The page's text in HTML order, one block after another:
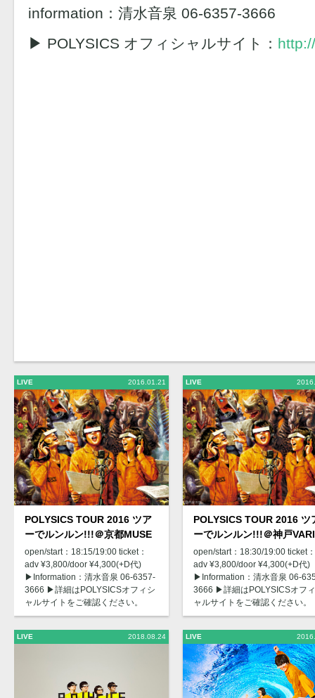
information：清水音泉 06-6357-3666
▶︎ POLYSICS オフィシャルサイト：
LIVE 2016.01.21
POLYSICS TOUR 2016 ツア
ーでルンルン!!!＠京都MUSE
open/start：18:15/19:00 ticket：
adv ¥3,800/door ¥4,300(+D代)
▶︎Information：清水音泉 06-6357-
3666 ▶︎詳細はPOLYSICSオフィシ
ャルサイトをご確認ください。
LIVE 2018.08.24
LIVE
POLYSICS TOUR 2016 ツ
ーでルンルン!!!＠神戸
open/start：18:30/19:00 ticket：
adv ¥3,800/door ¥4,300(+D代)
▶︎Information：清水音泉 06-
3666 ▶︎詳細はPOLYSICSオフ
ャルサイトをご確認ください。
LIVE